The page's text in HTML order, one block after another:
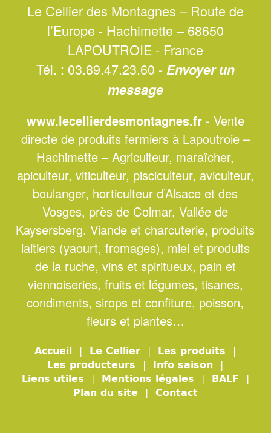
Le Cellier des Montagnes – Route de
l’Europe - Hachimette – 68650
LAPOUTROIE - France
Tél. : 03.89.47.23.60 - Envoyer un
message
www.lecellierdesmontagnes.fr- Vente
directe de produits fermiers à Lapoutroie –
Hachimette – Agriculteur, maraîcher,
apiculteur, viticulteur, pisciculteur, aviculteur,
boulanger, horticulteur d’Alsace et des
Vosges, près de Colmar, Vallée de
Kaysersberg. Viande et charcuterie, produits
laitiers (yaourt, fromages), miel et produits
de la ruche, vins et spiritueux, pain et
viennoiseries, fruits et légumes, tisanes,
condiments, sirops et confiture, poisson,
fleurs et plantes…
Accueil | Le Cellier | Les produits
|
Les producteurs
| Info saison
|
Liens utiles
| Mentions légales | BALF
|
Plan du site
| Contact